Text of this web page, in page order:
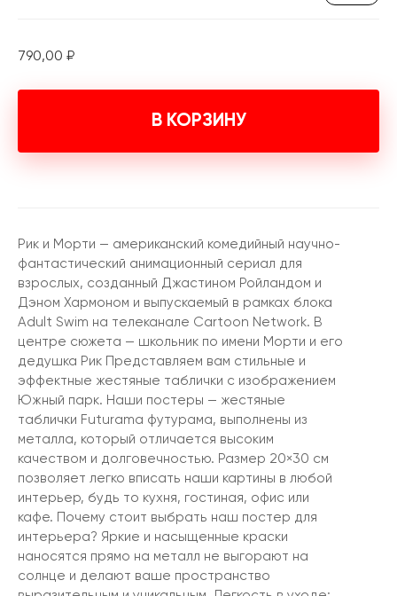
790,00 ₽
В КОРЗИНУ
Рик и Морти — американский комедийный научно-
фантастический анимационный сериал для
взрослых, созданный Джастином Ройландом и
Дэном Хармоном и выпускаемый в рамках блока
Adult Swim на телеканале Cartoon Network. В
центре сюжета — школьник по имени Морти и его
дедушка Рик Представляем вам стильные и
эффектные жестяные таблички с изображением
Южный парк. Наши постеры — жестяные
таблички Futurama футурама, выполнены из
металла, который отличается высоким
качеством и долговечностью. Размер 20×30 см
позволяет легко вписать наши картины в любой
интерьер, будь то кухня, гостиная, офис или
кафе. Почему стоит выбрать наш постер для
интерьера? Яркие и насыщенные краски
наносятся прямо на металл не выгорают на
солнце и делают ваше пространство